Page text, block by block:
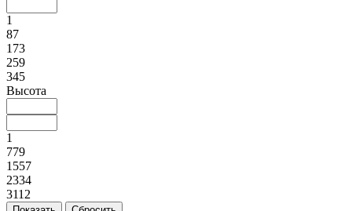
1
87
173
259
345
Высота
1
779
1557
2334
3112